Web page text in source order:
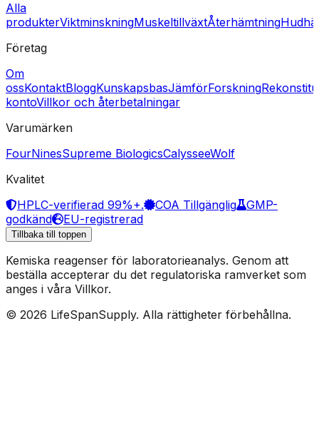
Alla
produkterViktminskningMuskeltillväxtÅterhämtning
Företag
Om
ossKontaktBloggKunskapsbasJämförForskning
kontoVillkor och återbetalningar
Varumärken
FourNinesSupreme BiologicsCalysseeWolf
Kvalitet
HPLC-verifierad 99%+.
COA Tillgänglig
GMP-
godkänd
EU-registrerad
Tillbaka till toppen
Kemiska reagenser för laboratorieanalys. Genom att
beställa accepterar du det regulatoriska ramverket som
anges i våra Villkor.
© 2026 LifeSpanSupply. Alla rättigheter förbehållna.